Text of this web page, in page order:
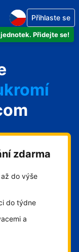
Přidejte se!
Přihlaste se
zdarma
do výše
do týdne
a